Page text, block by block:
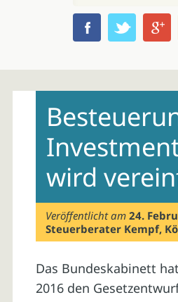
content
wird
Veröffentlicht am24.
Steuerberater Kempf,
Das Bundeskabinett
2016 den